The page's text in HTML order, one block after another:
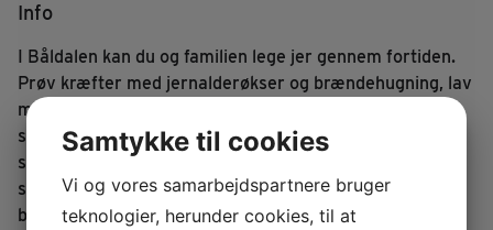
Info
I Båldalen kan du og familien lege jer gennem fortiden.
Prøv kræfter med jernalderøkser og brændehugning, lav
mel og bag jeres egne brødkiks over bål, eller tag ud af
sejle. Vælg enten en stammebåd som dem man brugte i
stenalderen eller en robåd som dem man brugte under
søndagsudflugter i 1900. Eller nyd en tur på søen i dem
begge. Båldalen er et Oldtidens prøv-selv-værksted og
Samtykke til cookies
Vi og vores samarbejdspartnere bruger
teknologier, herunder cookies, til at